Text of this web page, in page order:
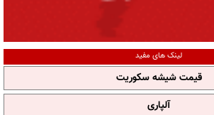
لینک های مفید
قیمت شیشه سکوریت
آلپاری